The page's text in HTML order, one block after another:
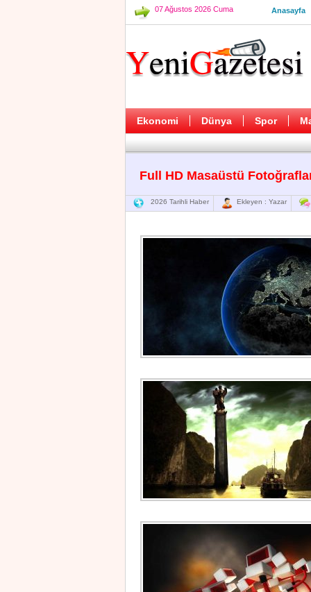
07 Ağustos 2026 Cuma Anasayfa
Ekonomi Dünya Spor
Full HD Masaüstü
2026 Tarihli Haber Ekleyen : Yazar